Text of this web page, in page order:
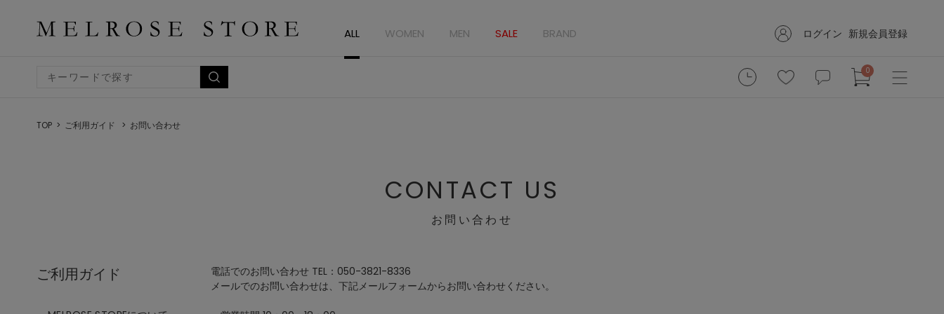
ALL WOMEN MEN SALE BRAND ログイン 新規会員登録
0
TOP ご利用ガイド お問い合わせ
CONTACT US
お問い合わせ
ご利用ガイド
電話でのお問い合わせ TEL：050-3821-8336
メールでのお問い合わせは、下記メールフォームからお問い合わせください。